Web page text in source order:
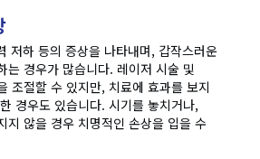
저하 등의 증상을 나타내며, 갑작스러운
는 경우가 많습니다. 레이저 시술 및
조절할 수 있지만, 치료에 효과를 보지
경우도 있습니다. 시기를 놓치거나,
지 않을 경우 치명적인 손상을 입을 수